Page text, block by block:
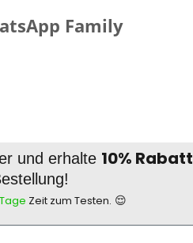
Family
und erhalte 10% Rabatt
Zeit zum Testen. 😌